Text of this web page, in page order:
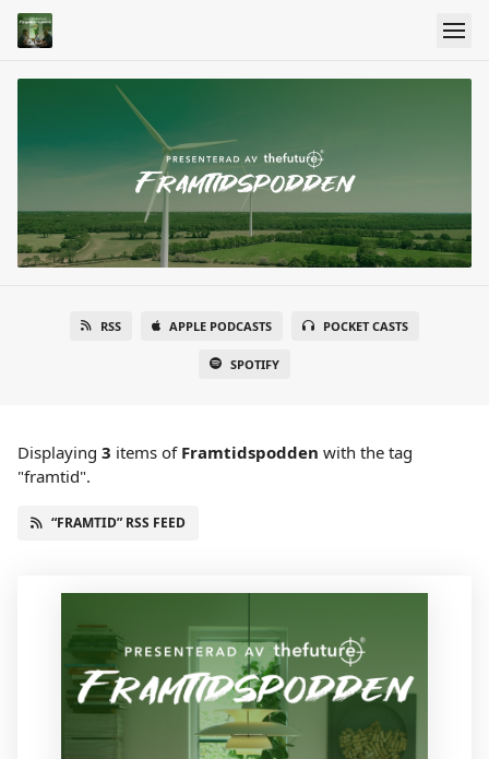
RSS APPLE PODCASTS POCKET CASTS
SPOTIFY
Displaying 3 items of Framtidspodden with the tag
"framtid".
“FRAMTID” RSS FEED